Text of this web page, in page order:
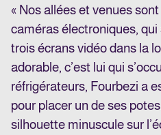
« Nos allées et venues
caméras électroniques,
trois écrans vidéo dans la
adorable, c’est lui qui
réfrigérateurs, Fourbezi a
pour placer un de ses
silhouette minuscule sur